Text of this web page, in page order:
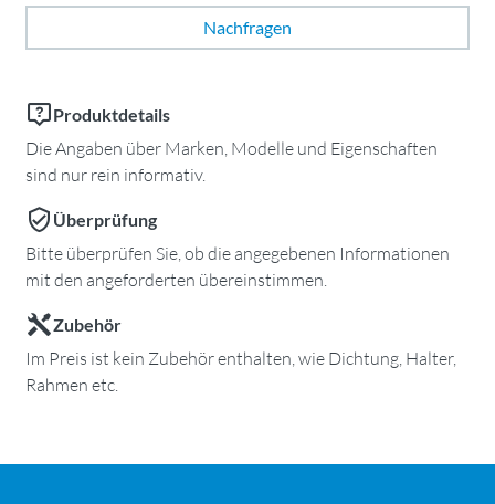
Nachfragen
Produktdetails
Die Angaben über Marken, Modelle und Eigenschaften
sind nur rein informativ.
Überprüfung
Bitte überprüfen Sie, ob die angegebenen Informationen
mit den angeforderten übereinstimmen.
Zubehör
Im Preis ist kein Zubehör enthalten, wie Dichtung, Halter,
Rahmen etc.